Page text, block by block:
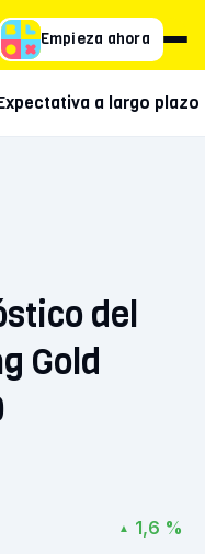
Empieza ahora
a largo plazo
del
Gold
▲ 1,6 %